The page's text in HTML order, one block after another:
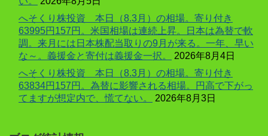
へそくり株投資 本日（8.3月）の相場。寄り付き
63995円157円。米国相場は連続上昇。日本は為替で軟
調。来月には日本株配当取りの9月が来る。一年、早い
な～。義援金と寄付は義援金一択。
2026年8月4日
へそくり株投資 本日（8.3月）の相場。寄り付き
63834円157円。為替に影響される相場。円高で下がっ
てますが想定内で、慌てない。
2026年8月3日